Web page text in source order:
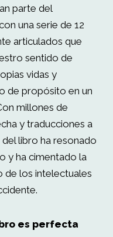
parte del
una serie de 12
articulados que
sentido de
vidas y
de propósito en un
millones de
y traducciones a
libro ha resonado
y ha cimentado la
de los intelectuales
es perfecta